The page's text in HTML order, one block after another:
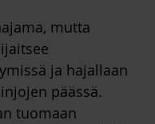
mutta
ja hajallaan
päässä.
tuomaan